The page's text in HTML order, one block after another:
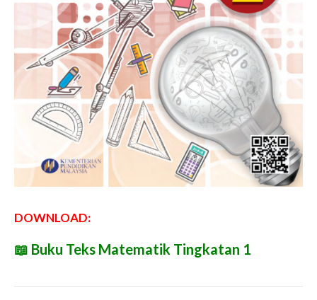
DOWNLOAD:
📖 Buku Teks Matematik Tingkatan 1